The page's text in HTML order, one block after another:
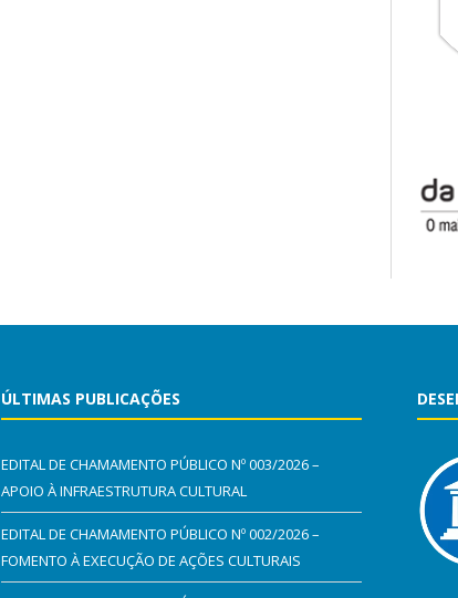
ÚLTIMAS PUBLICAÇÕES
EDITAL DE CHAMAMENTO PÚBLICO Nº 003/2026 –
APOIO À INFRAESTRUTURA CULTURAL
EDITAL DE CHAMAMENTO PÚBLICO Nº 002/2026 –
FOMENTO À EXECUÇÃO DE AÇÕES CULTURAIS